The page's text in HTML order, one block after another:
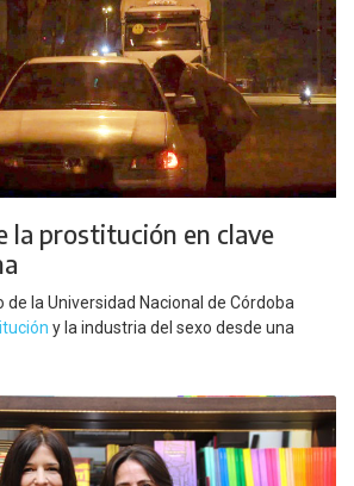
la prostitución en clave
de la Universidad Nacional de Córdoba
y la industria del sexo desde una